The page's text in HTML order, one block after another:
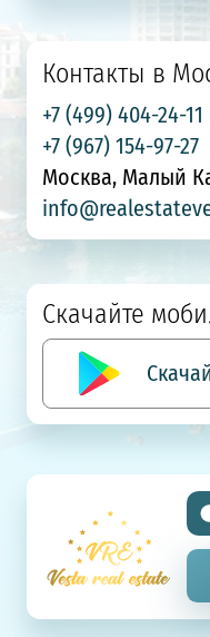
Контакты в
+7 (499) 404-24-11
+7 (967) 154-97-27
Москва, Малый
Скачайте